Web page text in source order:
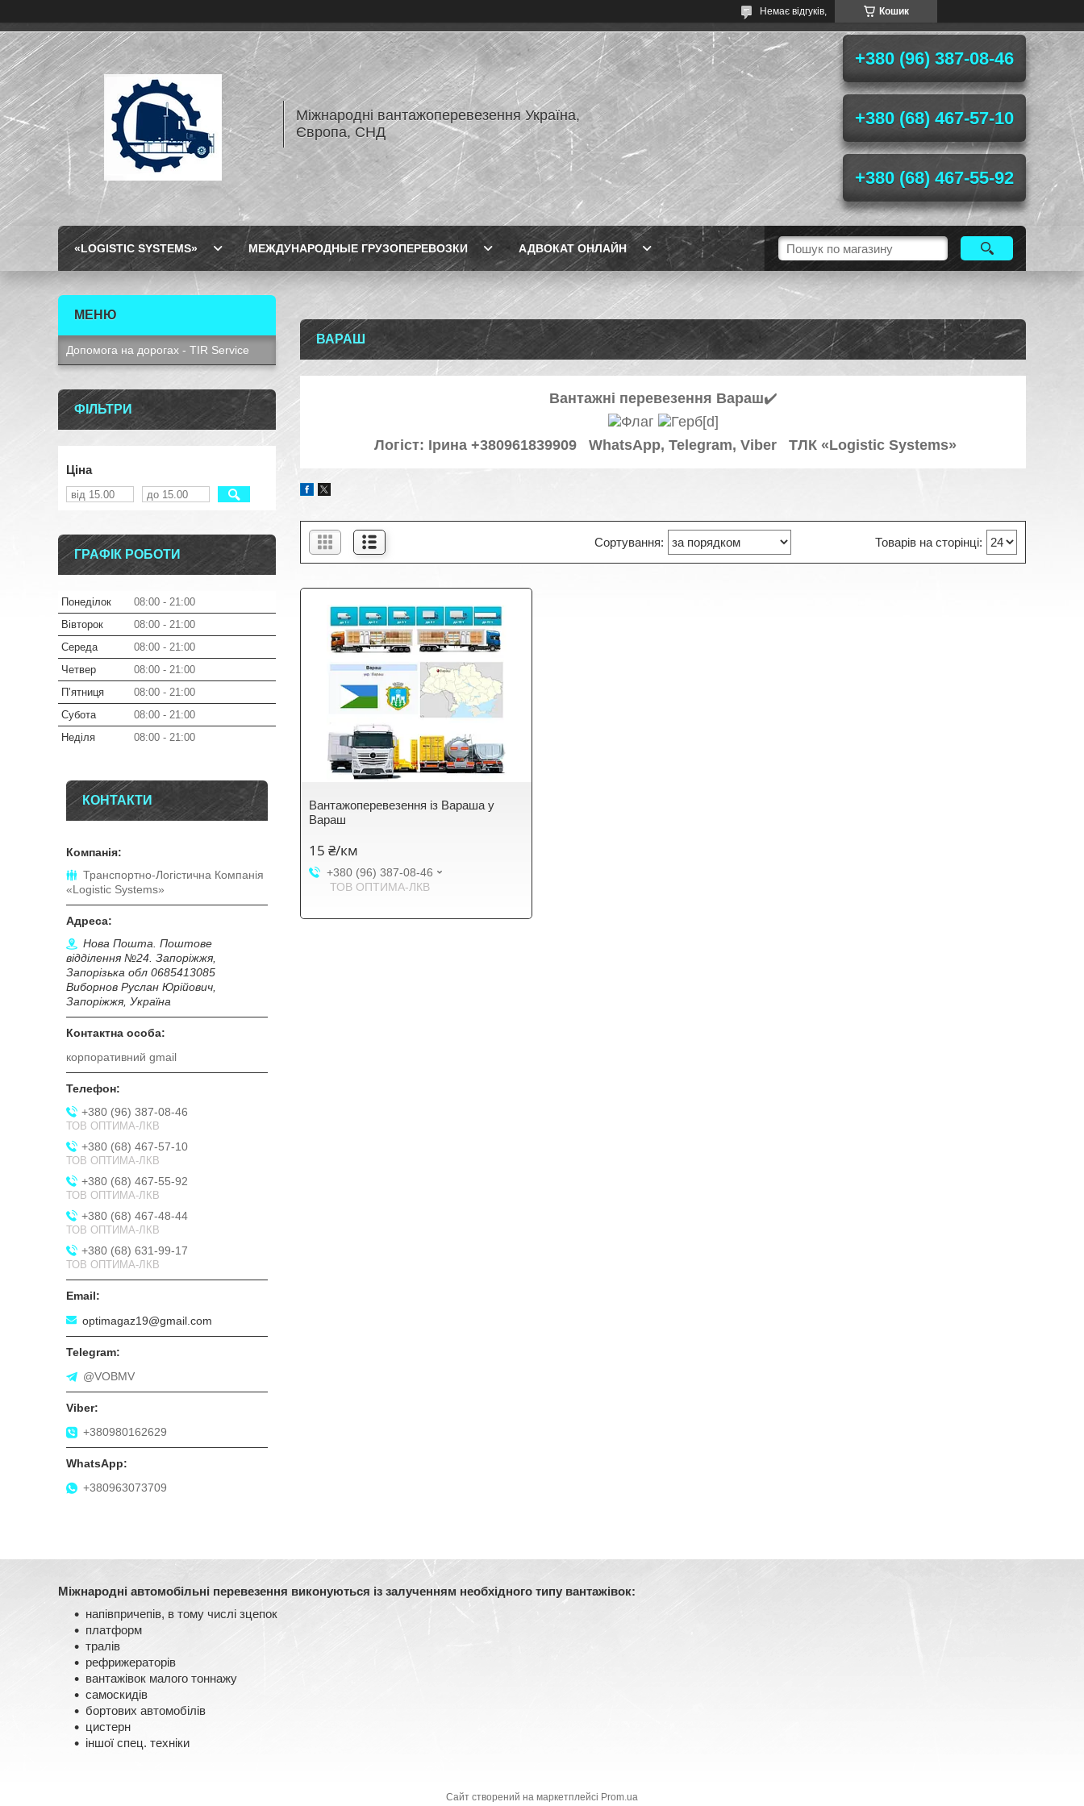
Кошик
Немає відгуків,
Міжнародні вантажоперевезення Україна,
Європа, СНД
+380 (96) 387-08-46
+380 (68) 467-57-10
+380 (68) 467-55-92
«LOGISTIC SYSTEMS» МЕЖДУНАРОДНЫЕ ГРУЗОПЕРЕВОЗКИ АДВОКАТ ОНЛАЙН
ВАРАШ
Вантажні перевезення Вараш✔️
Логіст: Ірина +380961839909 WhatsApp, Telegram, Viber ТЛК «Logistic Systems»
Вантажоперевезення із Вараша у
Вараш
15 ₴/км
+380 (96) 387-08-46
ТОВ ОПТИМА-ЛКВ
Допомога на дорогах - TIR Service
ФІЛЬТРИ
Ціна
ГРАФІК РОБОТИ
Понеділок 08:00
21:00
Вівторок
08:00
21:00
Середа
08:00
21:00
Четвер
08:00
21:00
Пʼятниця
08:00
21:00
Субота
08:00
21:00
Неділя
08:00 21:00
КОНТАКТИ
Транспортно-Логістична Компанія
«Logistic Systems»
Нова Пошта. Поштове
відділення №24. Запоріжжя,
Запорізька обл 0685413085
Виборнов Руслан Юрійович,
Запоріжжя, Україна
корпоративний gmail
+380 (96) 387-08-46
ТОВ ОПТИМА-ЛКВ
+380 (68) 467-57-10
ТОВ ОПТИМА-ЛКВ
+380 (68) 467-55-92
ТОВ ОПТИМА-ЛКВ
+380 (68) 467-48-44
ТОВ ОПТИМА-ЛКВ
+380 (68) 631-99-17
ТОВ ОПТИМА-ЛКВ
optimagaz19@gmail.com
@VOBMV
+380980162629
+380963073709
Міжнародні автомобільні перевезення виконуються із залученням необхідного типу вантажівок:
напівпричепів, в тому числі зцепок
платформ
тралів
рефрижераторів
вантажівок малого тоннажу
самоскидів
бортових автомобілів
цистерн
іншої спец. техніки
Сайт створений на маркетплейсі Prom.ua